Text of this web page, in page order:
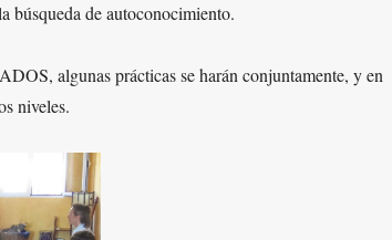
búsqueda de autoconocimiento.
algunas prácticas se harán conjuntamente, y en
niveles.